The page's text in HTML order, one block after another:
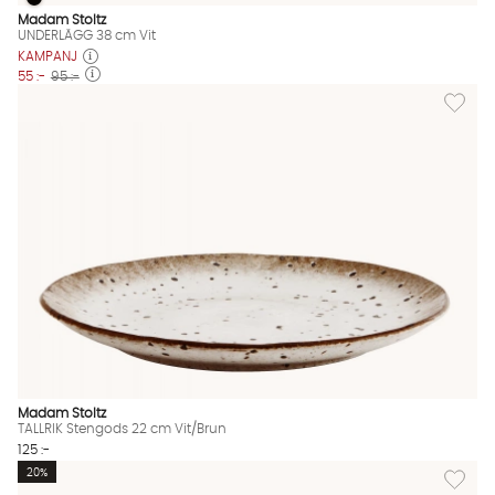
UNDERLÄGG 38 cm Vit Finns även i dessa färger:
UNDERLÄGG 38 cm Vit
Madam Stoltz
UNDERLÄGG 38 cm Vit
KAMPANJ
55 :- 95 :-
Lägg
Madam Stoltz
TALLRIK Stengods 22 cm Vit/Brun
125 :-
Lägg
20%